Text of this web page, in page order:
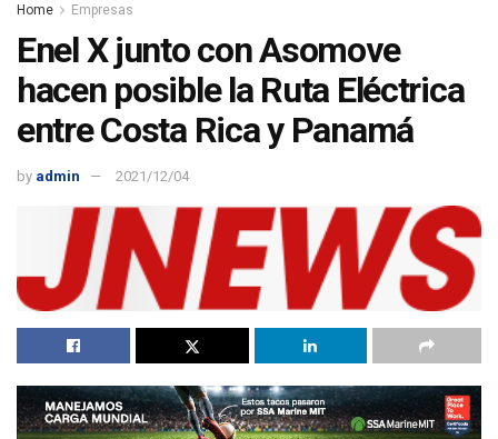
Home Empresas
Enel X junto con Asomove
hacen posible la Ruta Eléctrica
entre Costa Rica y Panamá
by admin 2021/12/04